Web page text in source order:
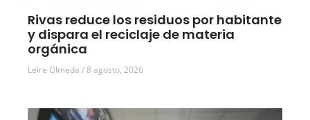
Rivas reduce los residuos por habitante
y dispara el reciclaje de materia
orgánica
Leire Olmeda 8 agosto, 2026